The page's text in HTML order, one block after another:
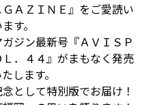
ＡＺＩＮＥ』をご愛読い
す。
ジン最新号『ＡＶＩＳＰ
．４４』がまもなく発売
します。
として特別版でお届け！